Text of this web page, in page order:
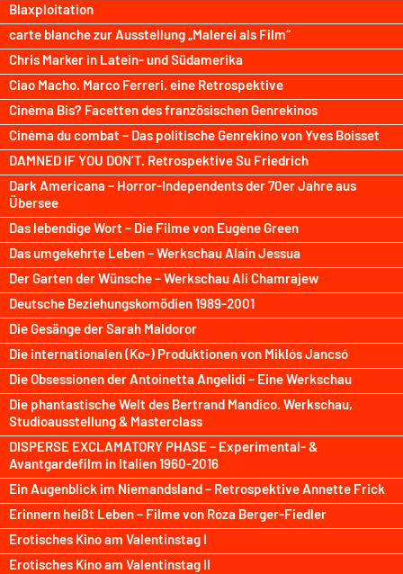
Blaxploitation
carte blanche zur Ausstellung „Malerei als Film“
Chris Marker in Latein- und Südamerika
Ciao Macho. Marco Ferreri. eine Retrospektive
Cinéma Bis? Facetten des französischen Genrekinos
Cinéma du combat – Das politische Genrekino von Yves Boisset
DAMNED IF YOU DON’T. Retrospektive Su Friedrich
Dark Americana – Horror-Independents der 70er Jahre aus
Übersee
Das lebendige Wort – Die Filme von Eugène Green
Das umgekehrte Leben – Werkschau Alain Jessua
Der Garten der Wünsche – Werkschau Ali Chamrajew
Deutsche Beziehungskomödien 1989-2001
Die Gesänge der Sarah Maldoror
Die internationalen (Ko-) Produktionen von Miklós Jancsó
Die Obsessionen der Antoinetta Angelidi – Eine Werkschau
Die phantastische Welt des Bertrand Mandico. Werkschau,
Studioausstellung & Masterclass
DISPERSE EXCLAMATORY PHASE – Experimental- &
Avantgardefilm in Italien 1960-2016
Ein Augenblick im Niemandsland – Retrospektive Annette Frick
Erinnern heißt Leben – Filme von Róza Berger-Fiedler
Erotisches Kino am Valentinstag I
Erotisches Kino am Valentinstag II